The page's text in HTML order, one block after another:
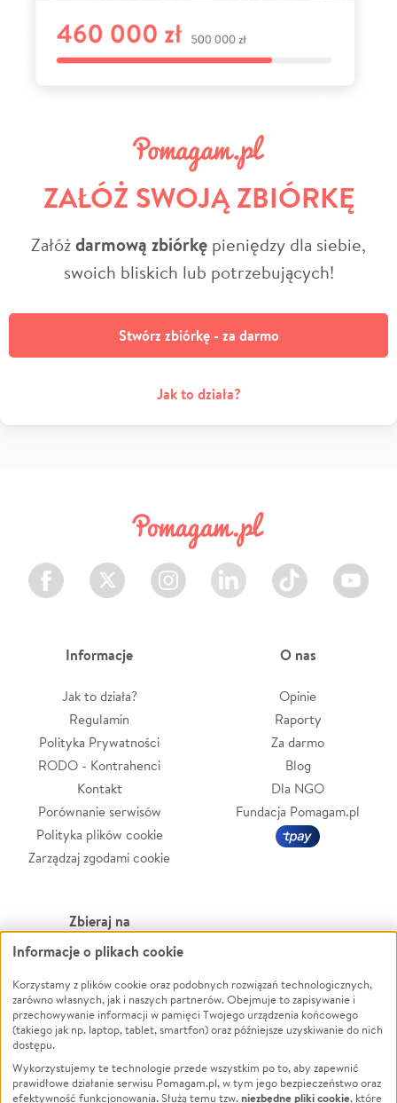
ZAŁÓŻ SWOJĄ ZBIÓRKĘ
Załóżdarmową zbiórkę pieniędzy dla siebie,
swoich bliskich lub potrzebujących!
Stwórz zbiórkę - za darmo
Jak to działa?
Facebook Twitter Instagram LinkedIn TikTok Youtube
Informacje
Jak to działa?
Regulamin
Polityka Prywatności
RODO - Kontrahenci
Kontakt
Porównanie serwisów
Polityka plików cookie
Zarządzaj zgodami cookie
O nas
Opinie
Raporty
Za darmo
Blog
Dla NGO
Fundacja Pomagam.pl
Zbieraj na
Leczenie
Zwierzęta
Pożar
Ukraina
Pomoc Finansowa
Powódź
Wichura
NGO
Edukacja
Informacje o plikach cookie
Korzystamy z plików cookie oraz podobnych rozwiązań technologicznych,
zarówno własnych, jak i naszych partnerów. Obejmuje to zapisywanie i
przechowywanie informacji w pamięci Twojego urządzenia końcowego
(takiego jak np. laptop, tablet, smartfon) oraz późniejsze uzyskiwanie do nich
dostępu.
Wykorzystujemy te technologie przede wszystkim po to, aby zapewnić
prawidłowe działanie serwisu Pomagam.pl, w tym jego bezpieczeństwo oraz
efektywność funkcjonowania. Służą temu tzw.niezbędne pliki cookie, które